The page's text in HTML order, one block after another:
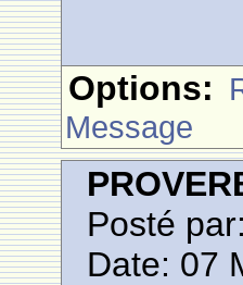
Options:
Message
Posté par:
Date: 07